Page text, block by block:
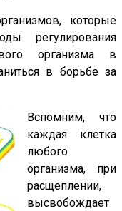
которые
регулирования
организма в
в борьбе за
Вспомним, что
каждая клетка
любого
организма, при
расщеплении,
высвобождает